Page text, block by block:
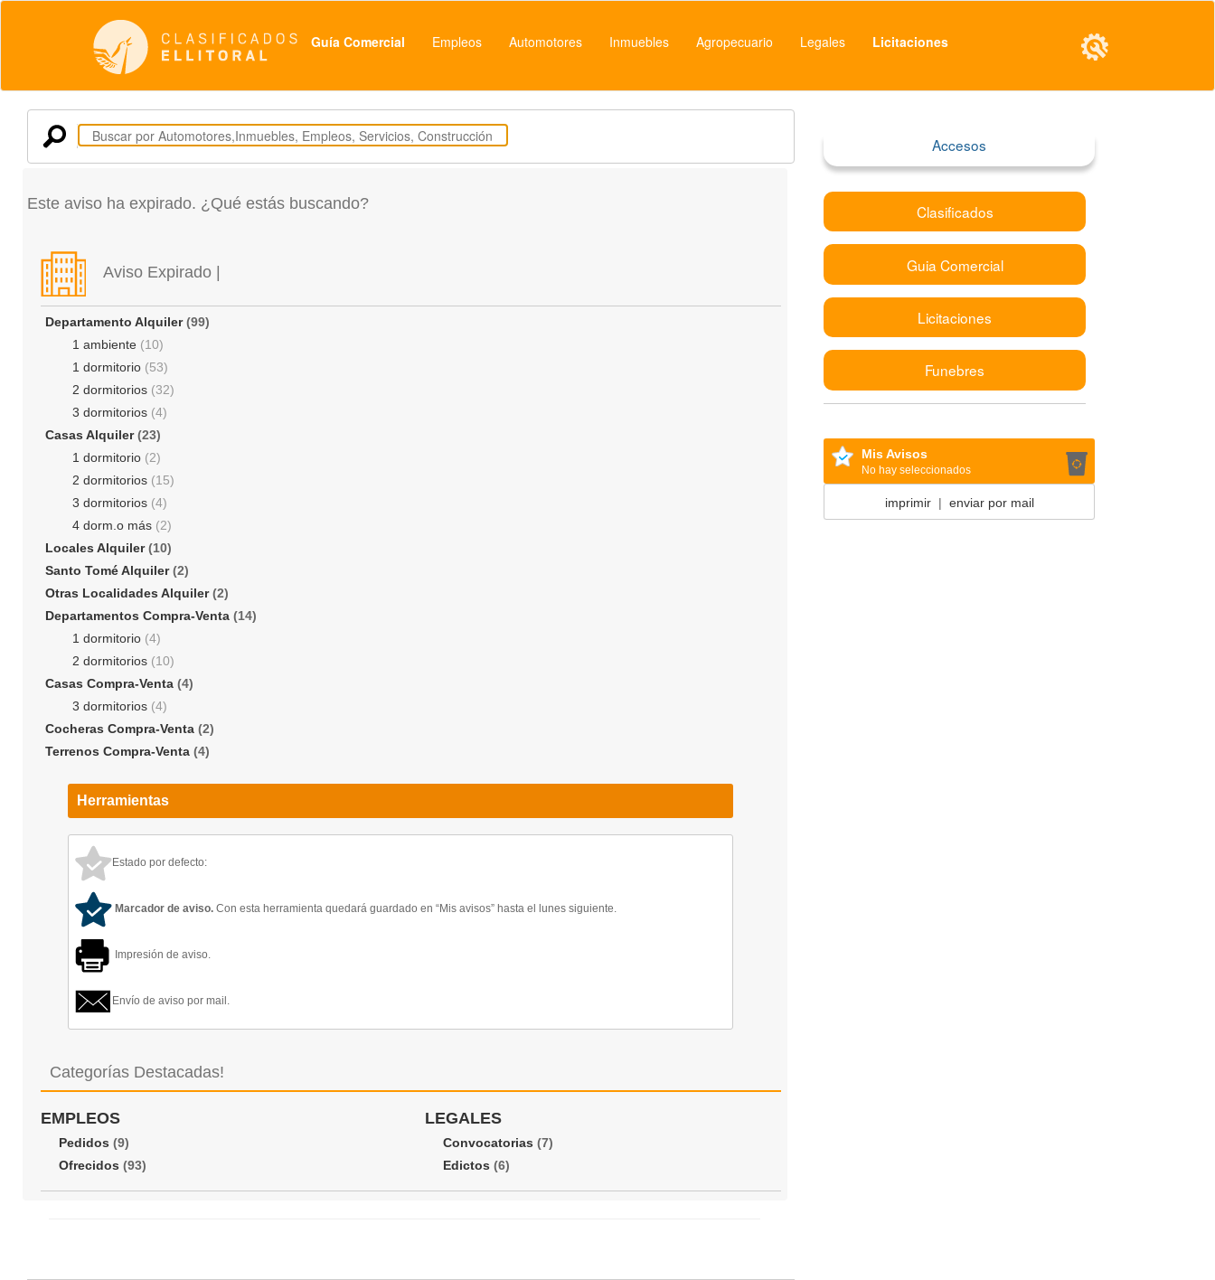
Guía Comercial Empleos Automotores Inmuebles Agropecuario Legales Licitaciones
Este aviso ha expirado. ¿Qué estás buscando?
Aviso Expirado |
Departamento Alquiler(99)
1 ambiente (10)
1 dormitorio (53)
2 dormitorios (32)
3 dormitorios (4)
Casas Alquiler(23)
1 dormitorio (2)
2 dormitorios (15)
3 dormitorios (4)
4 dorm.o más (2)
Locales Alquiler(10)
Santo Tomé Alquiler(2)
Otras Localidades Alquiler(2)
Departamentos Compra-Venta (14)
1 dormitorio (4)
2 dormitorios (10)
Casas Compra-Venta (4)
3 dormitorios (4)
Cocheras Compra-Venta (2)
Terrenos Compra-Venta (4)
Herramientas
Estado por defecto:
Marcador de aviso. Con esta herramienta quedará guardado en “Mis avisos” hasta el lunes siguiente.
Impresión de aviso.
Envío de aviso por mail.
Categorías Destacadas!
EMPLEOS
Pedidos (9)
Ofrecidos (93)
LEGALES
Convocatorias (7)
Edictos (6)
Accesos
Clasificados
Guia Comercial
Licitaciones
Funebres
Mis Avisos
No hay seleccionados
imprimir| enviar por mail